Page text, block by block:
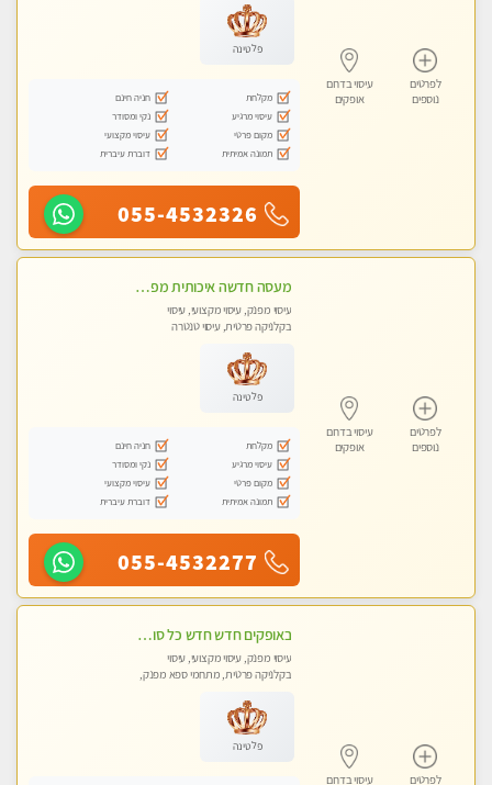
לפרטים
נוספים
עיסוי בדרום
אופקים
פלטינה
מקלחת
חניה חינם
עיסוי מרגיע
נקי ומסודר
מקום פרטי
עיסוי מקצועי
תמונה אמיתית
דוברת עיברית
055-4532326
לפרטים
נוספים
עיסוי בדרום
אופקים
מעסה חדשה איכותית מפנקת ומקצועית מאוד .פרטי .מומלץ !!!!
עיסוי מפנק, עיסוי מקצועי, עיסוי
בקלניקה פרטית, עיסוי טנטרה
פלטינה
מקלחת
חניה חינם
עיסוי מרגיע
נקי ומסודר
מקום פרטי
עיסוי מקצועי
תמונה אמיתית
דוברת עיברית
055-4532277
לפרטים עיסוי בדרום
באופקים חדש חדש כל סוגי העיסויים מעסה מקצועית ואיכותית פרטי!!!
עיסוי מפנק, עיסוי מקצועי, עיסוי
בקלניקה פרטית, מתחמי ספא מפנק,
פלטינה